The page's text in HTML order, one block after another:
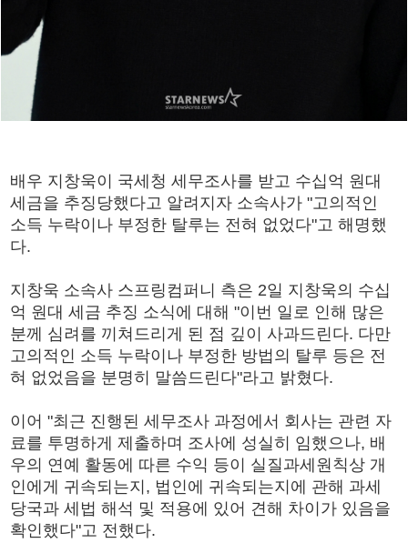
배우 지창욱이 국세청 세무조사를 받고 수십억 원대
세금을 추징당했다고 알려지자 소속사가 "고의적인
소득 누락이나 부정한 탈루는 전혀 없었다"고 해명했
다.
지창욱 소속사 스프링컴퍼니 측은 2일 지창욱의 수십
억 원대 세금 추징 소식에 대해 "이번 일로 인해 많은
분께 심려를 끼쳐드리게 된 점 깊이 사과드린다. 다만
고의적인 소득 누락이나 부정한 방법의 탈루 등은 전
혀 없었음을 분명히 말씀드린다"라고 밝혔다.
이어 "최근 진행된 세무조사 과정에서 회사는 관련 자
료를 투명하게 제출하며 조사에 성실히 임했으나, 배
우의 연예 활동에 따른 수익 등이 실질과세원칙상 개
인에게 귀속되는지, 법인에 귀속되는지에 관해 과세
당국과 세법 해석 및 적용에 있어 견해 차이가 있음을
확인했다"고 전했다.